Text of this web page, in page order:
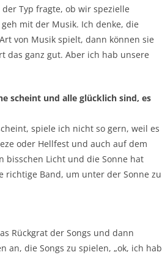
Typ fragte, ob wir spezielle
mit der Musik. Ich denke, die
von Musik spielt, dann können sie
das ganz gut. Aber ich hab unsere
scheint und alle glücklich sind, es
spiele ich nicht so gern, weil es
oder Hellfest und auch auf dem
bisschen Licht und die Sonne hat
Band, um unter der Sonne zu
Rückgrat der Songs und dann
an, die Songs zu spielen, „ok, ich hab